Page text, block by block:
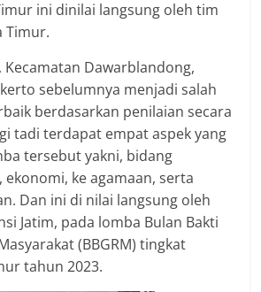
ini dinilai langsung oleh tim
Timur.
Kecamatan Dawarblandong,
sebelumnya menjadi salah
berdasarkan penilaian secara
tadi terdapat empat aspek yang
tersebut yakni, bidang
ekonomi, ke agamaan, serta
Dan ini di nilai langsung oleh
Jatim, pada lomba Bulan Bakti
(BBGRM) tingkat
tahun 2023.